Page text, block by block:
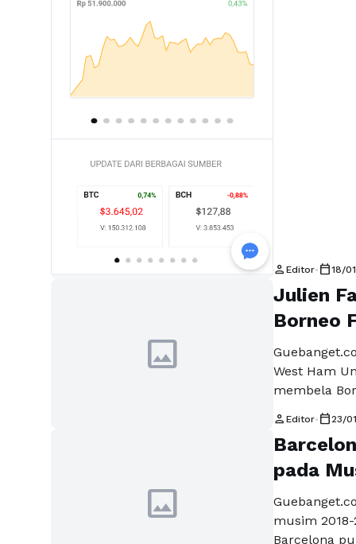
person Editor• calendar_today18/
image
Julien
Borneo
West Ham
membela
Eks pemain
Borneo FC
kompetisi
person Editor• calendar_today 23/
image
pada
musim
Barcelona